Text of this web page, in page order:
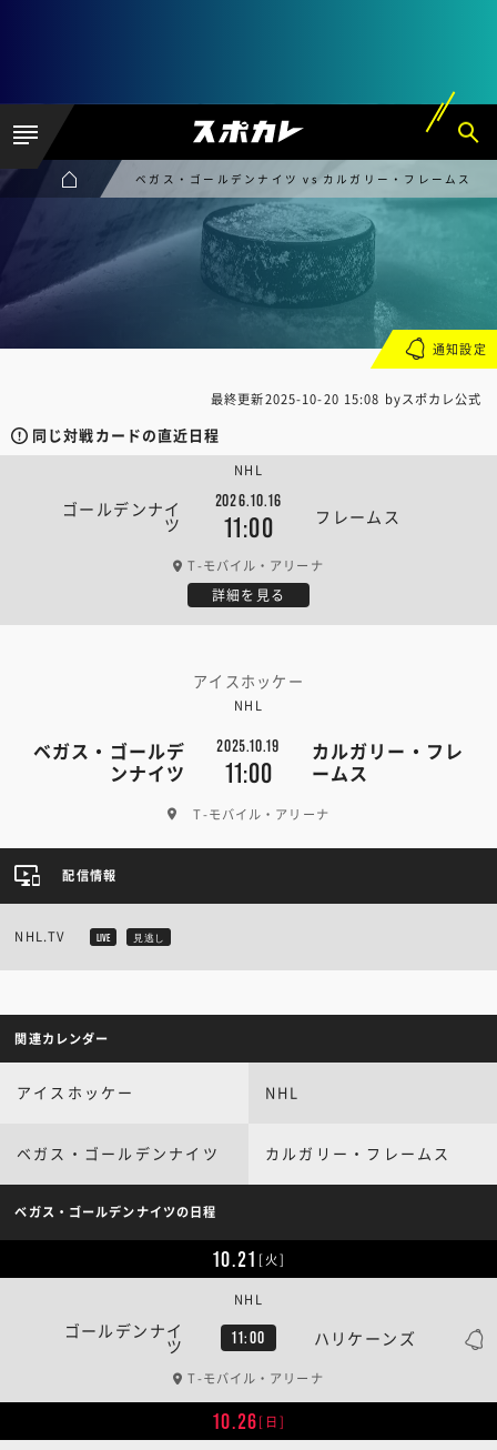
ベガス・ゴールデンナイツ vs カルガリー・フレームス
最終更新2025-10-20 15:08 byスポカレ公式
同じ対戦カードの直近日程
ゴールデンナイ
ツ
2026.10.16
11:00 フレームス
NHL
T-モバイル・アリーナ
詳細を見る
アイスホッケー
NHL
ベガス・ゴールデ
ンナイツ
2025.10.19
11:00
カルガリー・フレ
ームス
T-モバイル・アリーナ
通知設定
配信情報
NHL.TV LIVE 見逃し
関連カレンダー
アイスホッケー NHL
ベガス・ゴールデンナイツ カルガリー・フレームス
ベガス・ゴールデンナイツの日程
10.21 [火]
ゴールデンナイ
ツ 11:00 ハリケーンズ
NHL
T-モバイル・アリーナ
10.26[日]